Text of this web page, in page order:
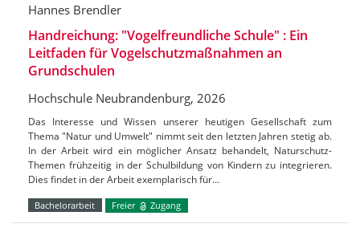
Hannes Brendler
Handreichung: "Vogelfreundliche Schule" : Ein
Leitfaden für Vogelschutzmaßnahmen an
Grundschulen
Hochschule Neubrandenburg, 2026
Das Interesse und Wissen unserer heutigen Gesellschaft zum
Thema "Natur und Umwelt" nimmt seit den letzten Jahren stetig ab.
In der Arbeit wird ein möglicher Ansatz behandelt, Naturschutz-
Themen frühzeitig in der Schulbildung von Kindern zu integrieren.
Dies findet in der Arbeit exemplarisch für…
Bachelorarbeit Freier Zugang